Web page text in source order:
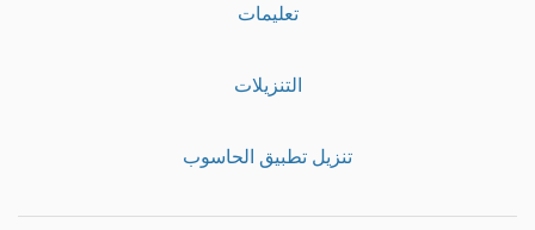
تعليمات
التنزيلات
تنزيل تطبيق الحاسوب